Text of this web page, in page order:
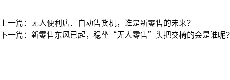
上一篇：无人便利店、自动售货机，谁是新零售的未来？
下一篇：新零售东风已起，稳坐“无人零售”头把交椅的会是谁呢？